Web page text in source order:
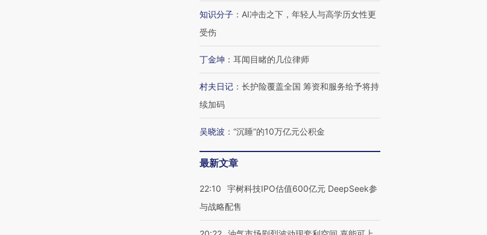
知识分子 ： AI冲击之下，年轻人与高学历女性更
受伤
丁金坤 ： 耳闻目睹的几位律师
村夫日记 ： 长护险覆盖全国 筹资和服务给予将持
续加码
吴晓波 ： “沉睡”的10万亿元公积金
最新文章
22:10
宇树科技IPO估值600亿元 DeepSeek参
与战略配售